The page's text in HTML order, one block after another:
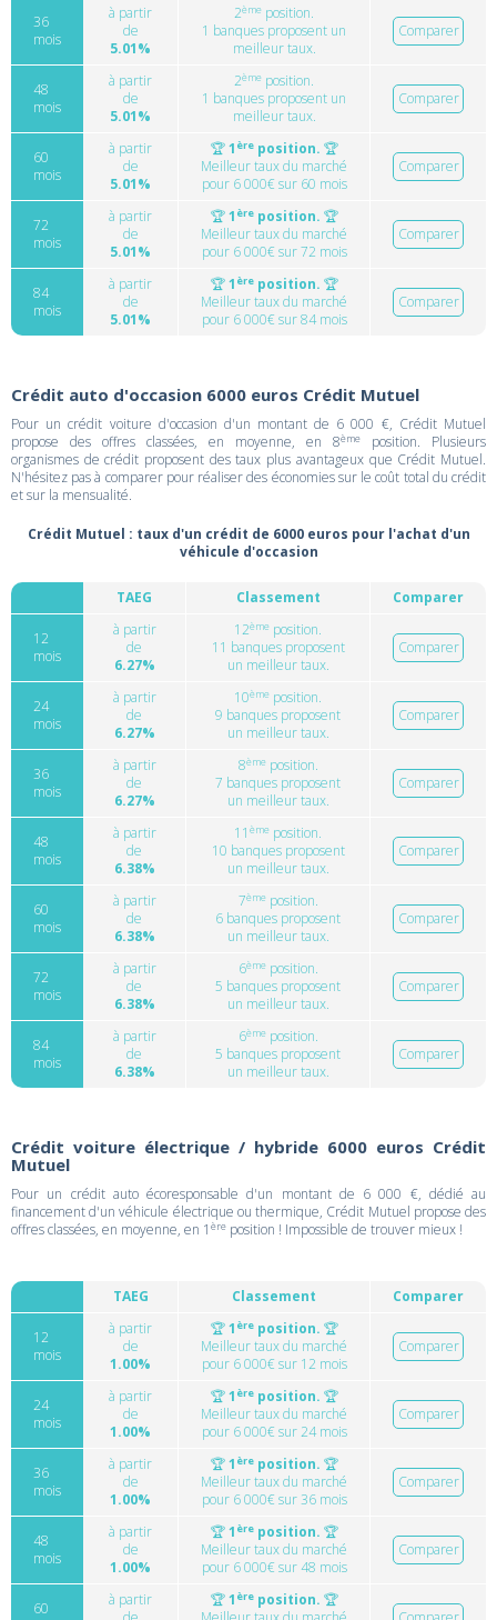
36
mois
à partir
de
5.01%
2ème position.
1 banques proposent un
meilleur taux.
Comparer
48
mois
à partir
de
5.01%
2ème position.
1 banques proposent un
meilleur taux.
Comparer
60
mois
à partir
de
5.01%
🏆1 èreposition. 🏆
Meilleur taux du marché
pour 6 000€ sur 60 mois
Comparer
72
mois
à partir
de
5.01%
🏆1 èreposition. 🏆
Meilleur taux du marché
pour 6 000€ sur 72 mois
Comparer
84
mois
à partir
de
5.01%
🏆1 èreposition. 🏆
Meilleur taux du marché
pour 6 000€ sur 84 mois
Comparer
Crédit auto d'occasion 6000 euros Crédit Mutuel
Pour un crédit voiture d'occasion d'un montant de 6 000 €, Crédit Mutuel
propose des offres classées, en moyenne, en 8ème
position. Plusieurs
organismes de crédit proposent des taux plus avantageux que Crédit Mutuel.
N'hésitez pas à comparer pour réaliser des économies sur le coût total du crédit
et sur la mensualité.
Crédit Mutuel : taux d'un crédit de 6000 euros pour l'achat d'un
véhicule d'occasion
TAEG Classement Comparer
12
mois
à partir
de
6.27%
12ème position.
11 banques proposent
un meilleur taux.
Comparer
24
mois
à partir
de
6.27%
10ème position.
9 banques proposent
un meilleur taux.
Comparer
36
mois
à partir
de
6.27%
8èmeposition.
7 banques proposent
un meilleur taux.
Comparer
48
mois
à partir
de
6.38%
11 ème position.
10 banques proposent
un meilleur taux.
Comparer
60
mois
à partir
de
6.38%
7èmeposition.
6 banques proposent
un meilleur taux.
Comparer
72
mois
à partir
de
6.38%
6èmeposition.
5 banques proposent
un meilleur taux.
Comparer
84
mois
à partir
de
6.38%
6èmeposition.
5 banques proposent
un meilleur taux.
Comparer
Crédit voiture électrique / hybride 6000 euros Crédit
Mutuel
Pour un crédit auto écoresponsable d'un montant de 6 000 €, dédié au
financement d'un véhicule électrique ou thermique, Crédit Mutuel propose des
offres classées, en moyenne, en 1 ère position ! Impossible de trouver mieux !
TAEG Classement Comparer
12
mois
à partir
de
1.00%
🏆1 èreposition. 🏆
Meilleur taux du marché
pour 6 000€ sur 12 mois
Comparer
24
mois
à partir
de
1.00%
🏆1 èreposition. 🏆
Meilleur taux du marché
pour 6 000€ sur 24 mois
Comparer
36
mois
à partir
de
1.00%
🏆1 èreposition. 🏆
Meilleur taux du marché
pour 6 000€ sur 36 mois
Comparer
48
mois
à partir
de
1.00%
🏆1 èreposition. 🏆
Meilleur taux du marché
pour 6 000€ sur 48 mois
Comparer
60
à partir
🏆1 èreposition. 🏆